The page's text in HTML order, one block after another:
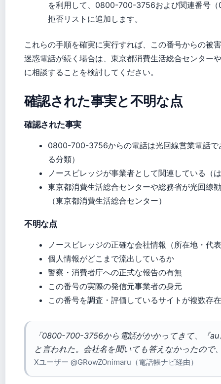
を利用して、0800-700-3756および関連番号
拒否リストに追加します。
これらの手順を確実に実行すれば、この番号からの被
迷惑電話が続く場合は、東京都消費生活総合センターや
に相談することを検討してください。
確認された事実と不明な点
確認された事実
0800-700-3756からの電話は光回線営業電話
る分類）
ノースビレッジが事業者として関連している（
東京都消費生活総合センターや総務省が光回線
（東京都消費生活総合センター）
不明な点
ノースビレッジの正確な会社情報（所在地・代
個人情報がどこまで流出しているか
警察・消費者庁への正式な報告の有無
この番号の実際の発信元事業者の身元
この番号を調査・評価しているサイトが複数存
「0800-700-3756から電話がかかってきて、『
と言われた。会社名を聞いても答えなかったので
Xユーザー @GRowZOnimaru（電話帳ナビ経由）